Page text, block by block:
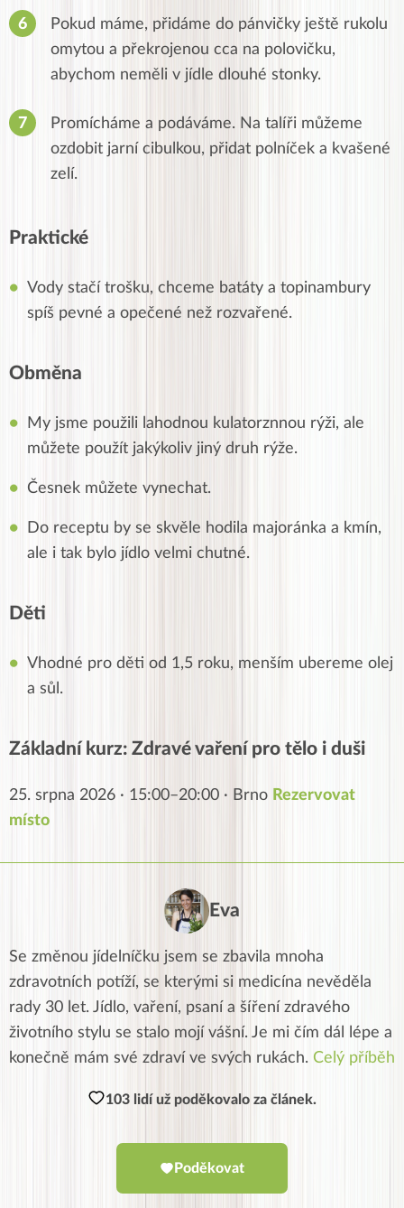
Pokud máme, přidáme do pánvičky ještě rukolu
omytou a překrojenou cca na polovičku,
abychom neměli v jídle dlouhé stonky.
Promícháme a podáváme. Na talíři můžeme
ozdobit jarní cibulkou, přidat polníček a kvašené
zelí.
Praktické
Vody stačí trošku, chceme batáty a topinambury
spíš pevné a opečené než rozvařené.
Obměna
My jsme použili lahodnou kulatorznnou rýži, ale
můžete použít jakýkoliv jiný druh rýže.
Česnek můžete vynechat.
Do receptu by se skvěle hodila majoránka a kmín,
ale i tak bylo jídlo velmi chutné.
Děti
Vhodné pro děti od 1,5 roku, menším ubereme olej
a sůl.
Základní kurz: Zdravé vaření pro tělo i duši
25. srpna 2026 · 15:00–20:00 · Brno Rezervovat
místo
Eva
Se změnou jídelníčku jsem se zbavila mnoha
zdravotních potíží, se kterými si medicína nevěděla
rady 30 let. Jídlo, vaření, psaní a šíření zdravého
životního stylu se stalo mojí vášní. Je mi čím dál lépe a
konečně mám své zdraví ve svých rukách. Celý příběh
103 lidí už poděkovalo za článek.
Poděkovat